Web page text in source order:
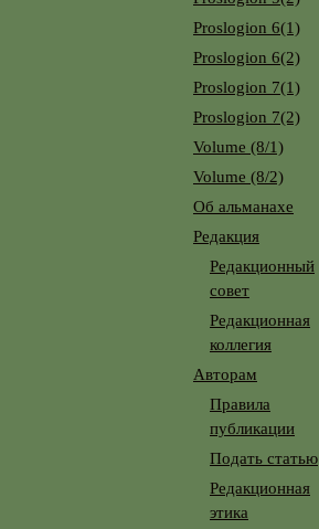
Proslogion 6(1)
Proslogion 6(2)
Proslogion 7(1)
Proslogion 7(2)
Volume (8/1)
Volume (8/2)
Об альманахе
Редакция
Редакционный
совет
Редакционная
коллегия
Авторам
Правила
публикации
Подать статью
Редакционная
этика